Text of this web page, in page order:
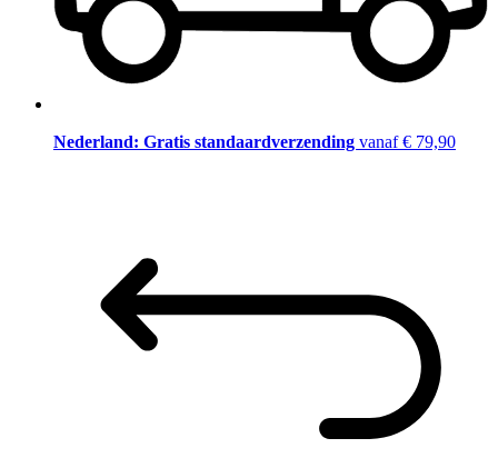
Nederland: Gratis standaardverzending vanaf € 79,90